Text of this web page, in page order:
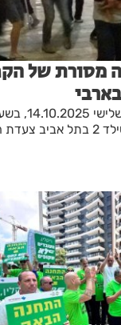
מסורת של
תצא לדרך משדרות רוטשילד 2 בתל